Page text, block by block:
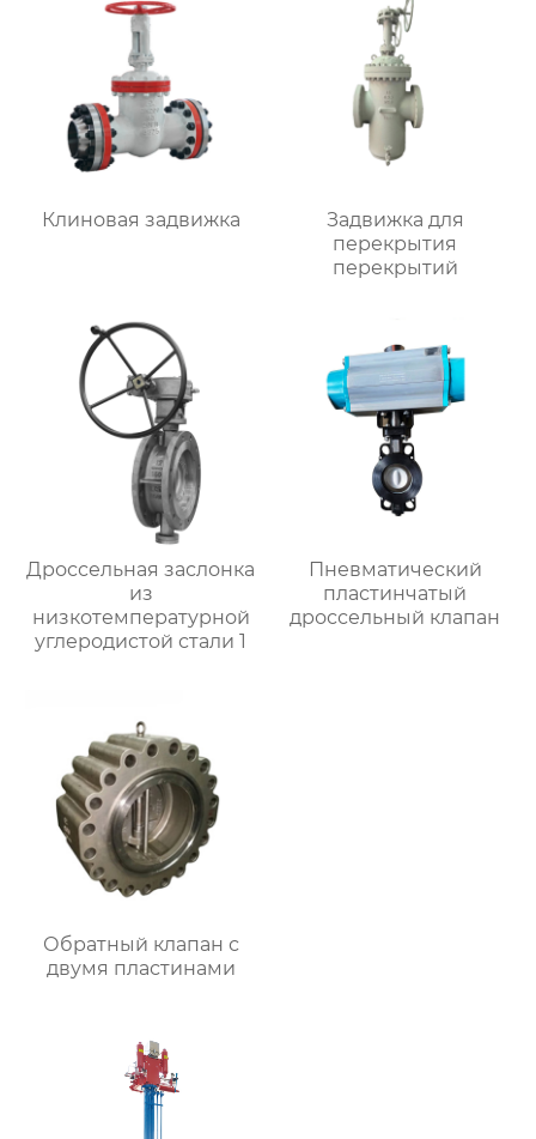
Клиновая задвижка
Задвижка для
перекрытия
перекрытий
Дроссельная заслонка
из
низкотемпературной
углеродистой стали 1
Пневматический
пластинчатый
дроссельный клапан
Обратный клапан с
двумя пластинами